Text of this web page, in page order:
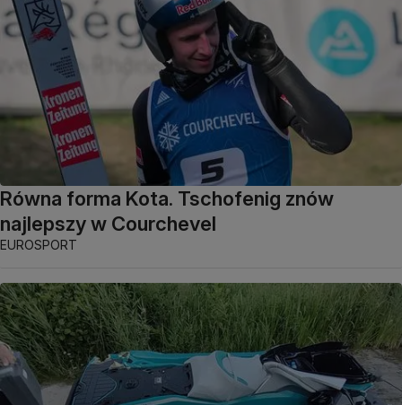
Równa forma Kota. Tschofenig znów
najlepszy w Courchevel
EUROSPORT